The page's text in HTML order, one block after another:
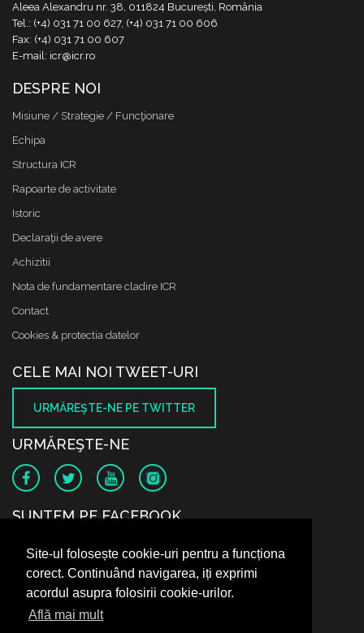
Site-ul folosește cookie-uri pentru a funcționa
corect. Continuând navigarea, iți exprimi
acordul asupra folosirii cookie-urilor.
Află mai mult
Aleea Alexandru nr. 38, 011824 București, România
Tel.: (+4) 031 71 00 627, (+4) 031 71 00 606
Fax: (+4) 031 71 00 607
E-mail: icr@icr.ro
DESPRE NOI
Misiune / Strategie / Funcţionare
Echipa
Structura ICR
Rapoarte de activitate
Istoric
Declaraţii de avere
Achizitii
Nota de fundamentare cladire ICR
Contact
Cookies & protectia datelor
CELE MAI NOI TWEET-URI
URMĂREŞTE-NE PE TWITTER
URMĂREŞTE-NE
SUNTEM PE FACEBOOK